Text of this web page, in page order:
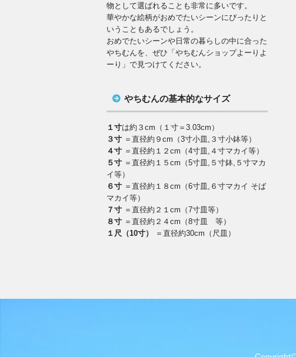
物として選ばれることも非常に多いです。
華やかな絵柄がおめでたいシーンにぴったりと
いうこともあるでしょう。
おめでたいシーンや日常の暮らしの中に合った
やちむんを、ぜひ「やちむんショップよーりよ
ーり」で見つけてください。
やちむんの基本的なサイズ
１寸は約３cm（１寸＝3.03cm）
３寸 ＝直径約９cm（3寸小皿,３寸小鉢等）
４寸 ＝直径約１２cm（4寸皿,４寸マカイ等）
５寸 ＝直径約１５cm（5寸皿,５寸鉢,５寸マカ
イ等）
６寸 ＝直径約１８cm（6寸皿,６寸マカイ そば
マカイ等）
７寸 ＝直径約２１cm（7寸皿等）
８寸 ＝直径約２４cm（8寸皿 等）
１尺（10寸）
＝直径約30cm（尺皿）